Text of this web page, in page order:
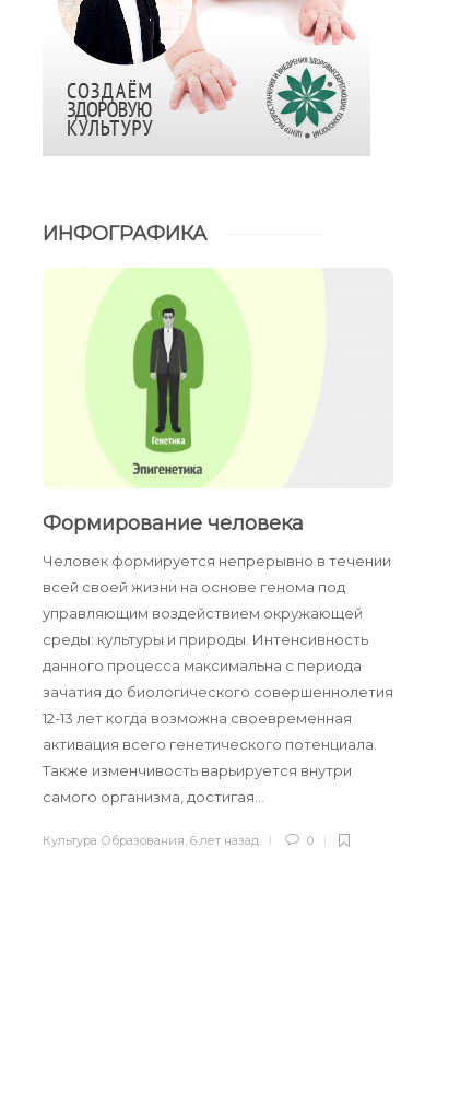
ИНФОГРАФИКА
Формирование человека
Человек формируется непрерывно в течении
всей своей жизни на основе генома под
управляющим воздействием окружающей
среды: культуры и природы. Интенсивность
данного процесса максимальна с периода
зачатия до биологического совершеннолетия
12-13 лет когда возможна своевременная
активация всего генетического потенциала.
Также изменчивость варьируется внутри
самого организма, достигая…
Культура Образования,6 лет назад 0